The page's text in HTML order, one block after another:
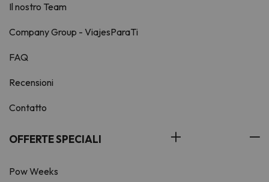
Il nostro Team
Company Group - ViajesParaTi
FAQ
Recensioni
Contatto
OFFERTE SPECIALI
Pow Weeks